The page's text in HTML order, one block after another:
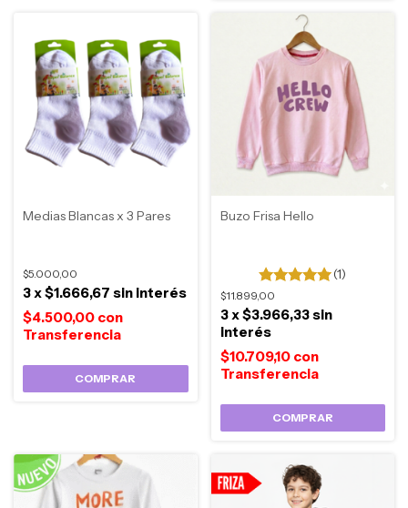
Medias Blancas x 3 Pares
$5.000,00
$4.500,00 con
3x$1.666,67 sin interés
COMPRAR
Buzo Frisa Hello
(1)
$11.899,00
$10.709,10 con
3x$3.966,33sin
interés
COMPRAR